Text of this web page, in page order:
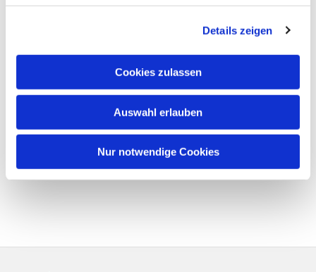
Details zeigen
Cookies zulassen
Auswahl erlauben
Nur notwendige Cookies